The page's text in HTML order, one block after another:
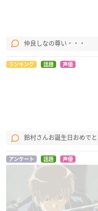
桜蘭高校ホスト部
ED DESTINY FINAL
PLUS ～選ばれた未
来～
仲良しなの尊い・・・
ランキング 話題 声優
鈴村さんお誕生日おめで
アンケート 話題 声優